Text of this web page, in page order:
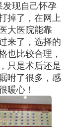
发现自己怀孕
掉了，在网上
大医院能靠
来了，选择的
也比较合理，
只是术后还是
咐了很多，感
暖心！